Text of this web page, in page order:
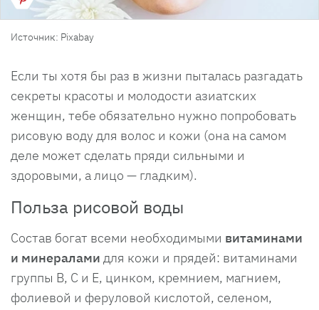
Источник: Pixabay
Если ты хотя бы раз в жизни пыталась разгадать
секреты красоты и молодости азиатских
женщин, тебе обязательно нужно попробовать
рисовую воду для волос и кожи (она на самом
деле может сделать пряди сильными и
здоровыми, а лицо — гладким).
Польза рисовой воды
Состав богат всеми необходимыми витаминами
и минералами для кожи и прядей: витаминами
группы В, С и Е, цинком, кремнием, магнием,
фолиевой и феруловой кислотой, селеном,